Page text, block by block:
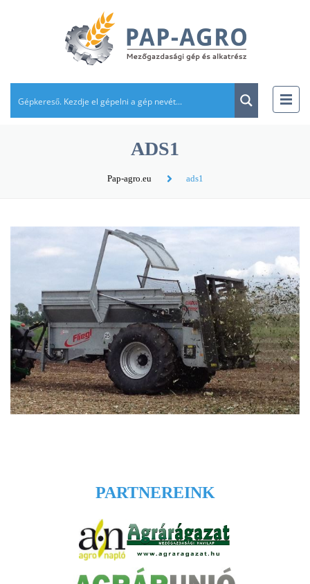
ADS1
Pap-agro.eu ads1
PARTNEREINK